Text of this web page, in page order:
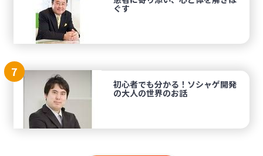
ぐす
7
初心者でも分かる！ソシャゲ開発
の大人の世界のお話